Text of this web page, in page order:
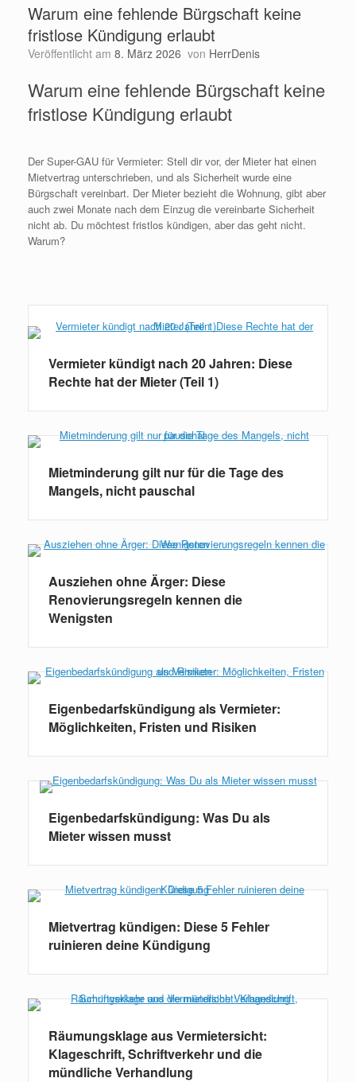
Warum eine fehlende Bürgschaft keine
fristlose Kündigung erlaubt
Veröffentlicht am 8. März 2026 von HerrDenis
Warum eine fehlende Bürgschaft keine
fristlose Kündigung erlaubt
Der Super-GAU für Vermieter: Stell dir vor, der Mieter hat einen
Mietvertrag unterschrieben, und als Sicherheit wurde eine
Bürgschaft vereinbart. Der Mieter bezieht die Wohnung, gibt aber
auch zwei Monate nach dem Einzug die vereinbarte Sicherheit
nicht ab. Du möchtest fristlos kündigen, aber das geht nicht.
Warum?
Vermieter kündigt nach 20 Jahren: Diese
Rechte hat der Mieter (Teil 1)
Mietminderung gilt nur für die Tage des
Mangels, nicht pauschal
Ausziehen ohne Ärger: Diese
Renovierungsregeln kennen die
Wenigsten
Eigenbedarfskündigung als Vermieter:
Möglichkeiten, Fristen und Risiken
Eigenbedarfskündigung: Was Du als
Mieter wissen musst
Mietvertrag kündigen: Diese 5 Fehler
ruinieren deine Kündigung
Räumungsklage aus Vermietersicht:
Klageschrift, Schriftverkehr und die
mündliche Verhandlung